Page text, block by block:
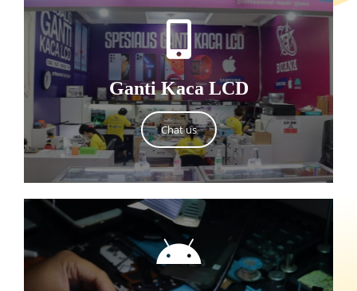
Ganti Kaca LCD
Chat us